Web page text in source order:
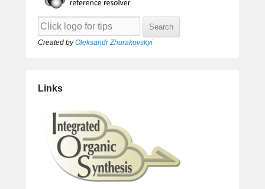
Created byOleksandr Zhurakovskyi
Links